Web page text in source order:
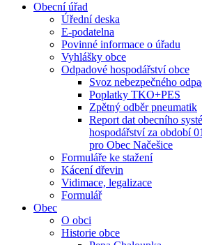
Obecní úřad
Úřední deska
E-podatelna
Povinné informace o úřadu
Vyhlášky obce
Odpadové hospodářství obce
Svoz nebezpečného
Poplatky TKO+PES
Zpětný odběr pneumatik
Report dat obecního
hospodářství za období
pro Obec Načešice
Formuláře ke stažení
Kácení dřevin
Vidimace, legalizace
Formulář
Obec
O obci
Historie obce